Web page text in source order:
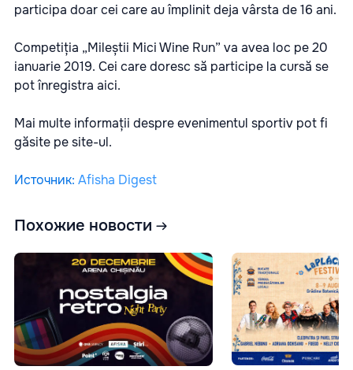
participa doar cei care au împlinit deja vârsta de 16 ani.
Competiția „Mileștii Mici Wine Run” va avea loc pe 20
ianuarie 2019. Cei care doresc să participe la cursă se
pot înregistra aici.
Mai multe informații despre evenimentul sportiv pot fi
găsite pesite-ul.
Источник: Afisha Digest
Похожие новости